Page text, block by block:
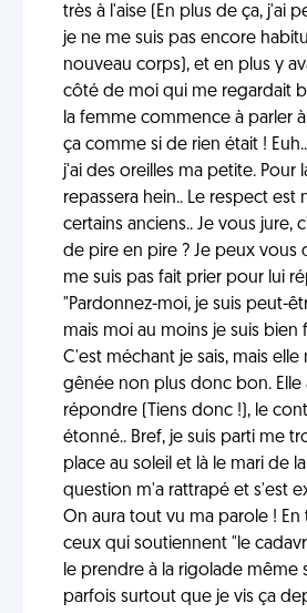
très à l'aise (En plus de ça, j'ai
je ne me suis pas encore
nouveau corps), et en plus y
côté de moi qui me regardait
la femme commence à parler
ça comme si de rien était !
j'ai des oreilles ma petite. Pour
repassera hein.. Le respect est
certains anciens.. Je vous jure,
de pire en pire ? Je peux vous
me suis pas fait prier pour lui
"Pardonnez-moi, je suis peut-
mais moi au moins je suis bien
C'est méchant je sais, mais elle
gênée non plus donc bon. Elle
répondre (Tiens donc !), le
étonné.. Bref, je suis parti me
place au soleil et là le mari de
question m'a rattrapé et s'est
On aura tout vu ma parole ! En
ceux qui soutiennent "le
le prendre à la rigolade même
parfois surtout que je vis ça